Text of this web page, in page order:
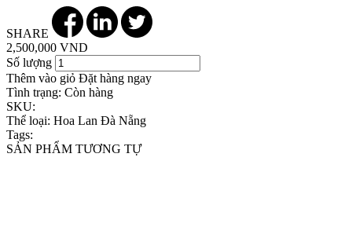
SHARE
2,500,000 VND
Số lượng
Thêm vào giỏ Đặt hàng ngay
Tình trạng: Còn hàng
SKU:
Thể loại: Hoa Lan Đà Nẵng
Tags:
SẢN PHẨM TƯƠNG TỰ